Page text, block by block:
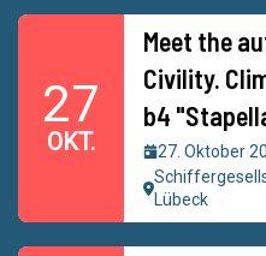
27
OKT.
Meet the
Civility.
b4
27. Oktober
Lübeck